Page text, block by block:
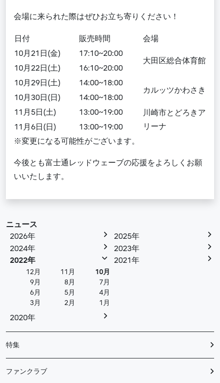
会場に来られた際はぜひお立ち寄りください！
日付 販売時間
会場
10月21日(金)
17:10~20:00
大田区総合体育館
10月22日(土)
16:10~20:00
10月29日(土)
14:00~18:00
カルッツかわさき
10月30日(日)
14:00~18:00
11月5日(土)
13:00~19:00
川崎市とどろきア
リーナ
11月6日(日)
13:00~19:00
※変更になる可能性がございます。
今後とも富士通レッドウェーブの応援をよろしくお願
いいたします。
ニュース
2026年
2025年
2024年
2023年
2022年
12月 11月
10月
9月
8月
7月
6月
5月
4月
3月
2月 1月
2021年
2020年
特集
ファンクラブ